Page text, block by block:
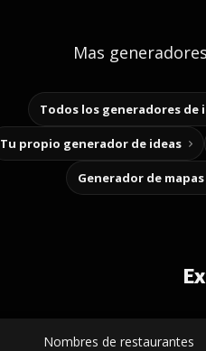
Mas
Todos los generadores de
Tu propio generador de ideas
Generador de
Nombres de restaurantes